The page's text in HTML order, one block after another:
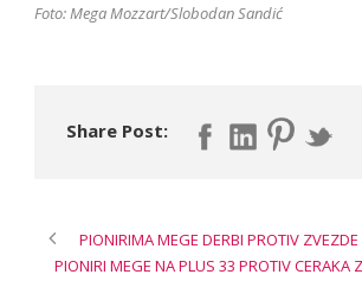
Foto: Mega Mozzart/Slobodan Sandić
Share Post:
PIONIRIMA MEGE DERBI PROTIV ZVEZDE
PIONIRI MEGE NA PLUS 33 PROTIV CERAKA